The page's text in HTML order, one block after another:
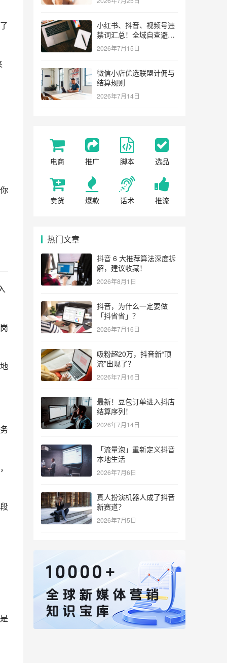
小红书、抖音、视频号违
禁词汇总！全域自查避坑
指南
2026年7月15日
微信小店优选联盟计佣与
结算规则
2026年7月14日
电商 推广 脚本 选品
卖货 爆款 话术 推流
热门文章
抖音 6 大推荐算法深度拆
解，建议收藏！
2026年8月1日
抖音，为什么一定要做
「抖省省」？
2026年7月16日
吸粉超20万，抖音新“顶
流”出现了？
2026年7月16日
最新！豆包订单进入抖店
结算序列！
2026年7月14日
「流量泡」重新定义抖音
本地生活
2026年7月6日
真人扮演机器人成了抖音
新赛道？
2026年7月5日